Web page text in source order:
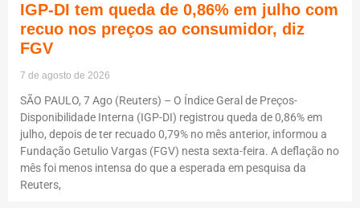
IGP-DI tem queda de 0,86% em julho com
recuo nos preços ao consumidor, diz
FGV
7 de agosto de 2026
SÃO PAULO, 7 Ago (Reuters) – O Índice Geral de Preços-
Disponibilidade Interna (IGP-DI) registrou queda de 0,86% em
julho, depois de ter recuado 0,79% no mês anterior, informou a
Fundação Getulio Vargas (FGV) nesta sexta-feira. A deflação no
mês foi menos intensa do que a esperada em pesquisa da
Reuters,